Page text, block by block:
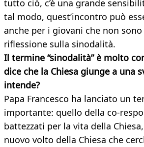
tutto ciò, c’è una grande
tal modo, quest’incontro può
anche per i giovani che non
riflessione sulla sinodalità.
Il termine “sinodalità” è molto
dice che la Chiesa giunge a una
intende?
Papa Francesco ha lanciato un
importante: quello della co-
battezzati per la vita della
nuovo volto della Chiesa che